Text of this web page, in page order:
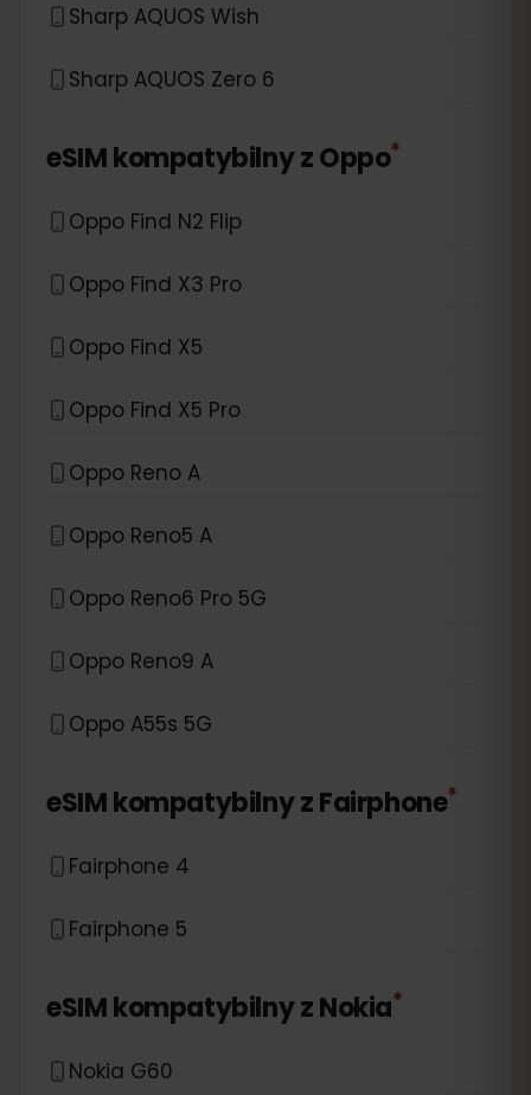
Sharp AQUOS Wish
Sharp AQUOS Zero 6
eSIM kompatybilny zOppo*
Oppo Find N2 Flip
Oppo Find X3 Pro
Oppo Find X5
Oppo Find X5 Pro
Oppo Reno A
Oppo Reno5 A
Oppo Reno6 Pro 5G
Oppo Reno9 A
Oppo A55s 5G
eSIM kompatybilny zFairphone*
Fairphone 4
Fairphone 5
eSIM kompatybilny zNokia*
Nokia G60